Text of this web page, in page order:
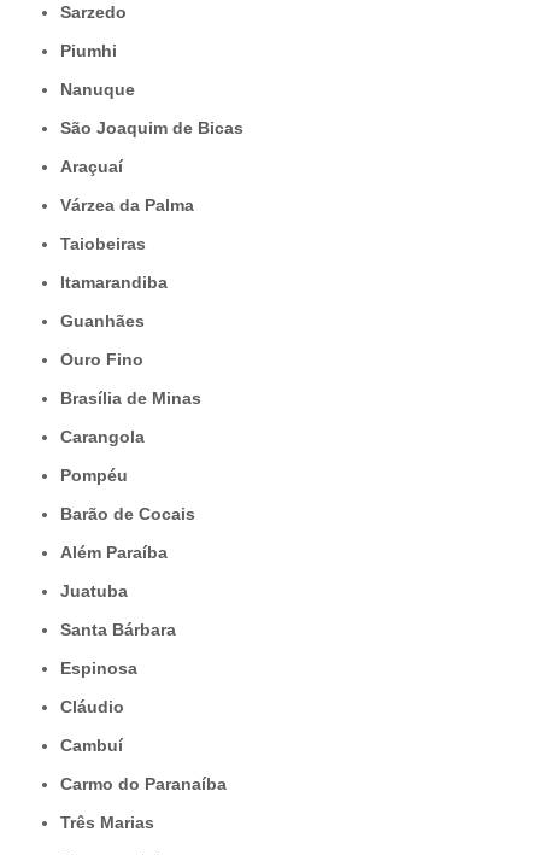
Sarzedo
Piumhi
Nanuque
São Joaquim de Bicas
Araçuaí
Várzea da Palma
Taiobeiras
Itamarandiba
Guanhães
Ouro Fino
Brasília de Minas
Carangola
Pompéu
Barão de Cocais
Além Paraíba
Juatuba
Santa Bárbara
Espinosa
Cláudio
Cambuí
Carmo do Paranaíba
Três Marias